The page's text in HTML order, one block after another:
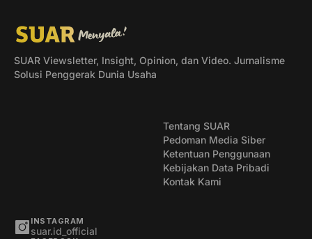
SUAR Viewsletter, Insight, Opinion, dan Video. Jurnalisme
Solusi Penggerak Dunia Usaha
Tentang SUAR
Pedoman Media Siber
Ketentuan Penggunaan
Kebijakan Data Pribadi
Kontak Kami
INSTAGRAM
suar.id_official